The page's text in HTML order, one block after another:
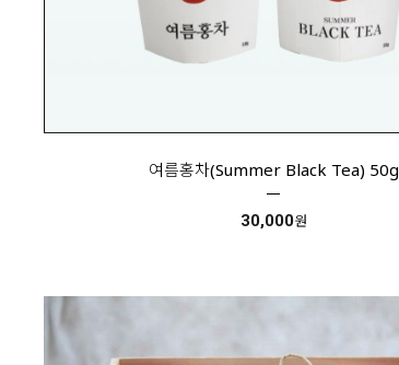
여름홍차(Summer Black Tea) 50g
30,000원